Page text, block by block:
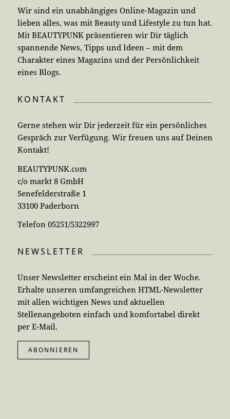
Wir sind ein unabhängiges Online-Magazin und
lieben alles, was mit Beauty und Lifestyle zu tun hat.
Mit BEAUTYPUNK präsentieren wir Dir täglich
spannende News, Tipps und Ideen – mit dem
Charakter eines Magazins und der Persönlichkeit
eines Blogs.
KONTAKT
Gerne stehen wir Dir jederzeit für ein persönliches
Gespräch zur Verfügung. Wir freuen uns auf Deinen
Kontakt!
BEAUTYPUNK.com
c/o markt 8 GmbH
Senefelderstraße 1
33100 Paderborn
Telefon 05251/5322997
NEWSLETTER
Unser Newsletter erscheint ein Mal in der Woche.
Erhalte unseren umfangreichen HTML-Newsletter
mit allen wichtigen News und aktuellen
Stellenangeboten einfach und komfortabel direkt
per E-Mail.
ABONNIEREN